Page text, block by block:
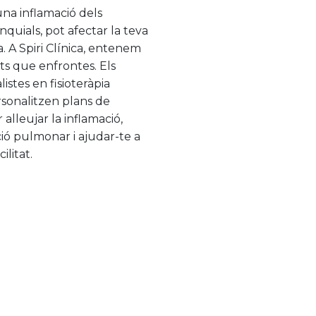
inflamació dels
pot afectar la teva
A Spiri Clínica, entenem
que enfrontes. Els
en fisioteràpia
plans de
la inflamació,
pulmonar i ajudar-te a